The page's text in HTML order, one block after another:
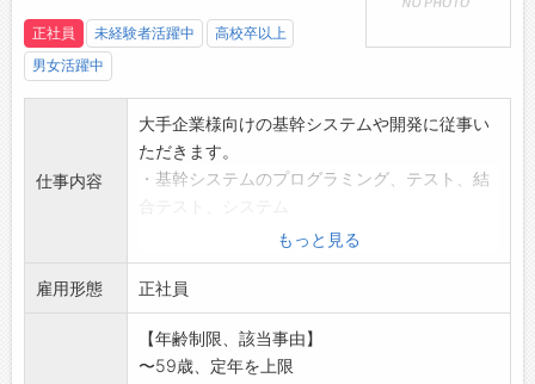
正社員 未経験者活躍中
高校卒以上
男女活躍中
仕事内容
大手企業様向けの基幹システムや開発に従事い
ただきます。
・基幹システムのプログラミング、テスト、結
チーム開発が基本です。主な開発ツールは
Java、C#、DBは
Oracle、SqlServer、レポートはSVF、Acti
veReportsです。
プログラミングは勿論の事、大手企業様との直
もっと見る
雇用形態 正社員
【年齢制限、該当事由】
〜59歳、定年を上限